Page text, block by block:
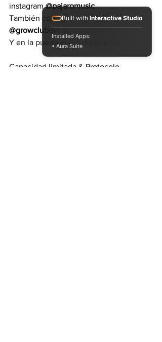
instagram @pajaromusic
También como punto de venta esta
@growclubdvt de Villa Devoto.
Y en la puerta el día del evento.
Capacidad limitada & Protocolo.
Built with Interactive Studio
Installed Apps:
• Aura Suite